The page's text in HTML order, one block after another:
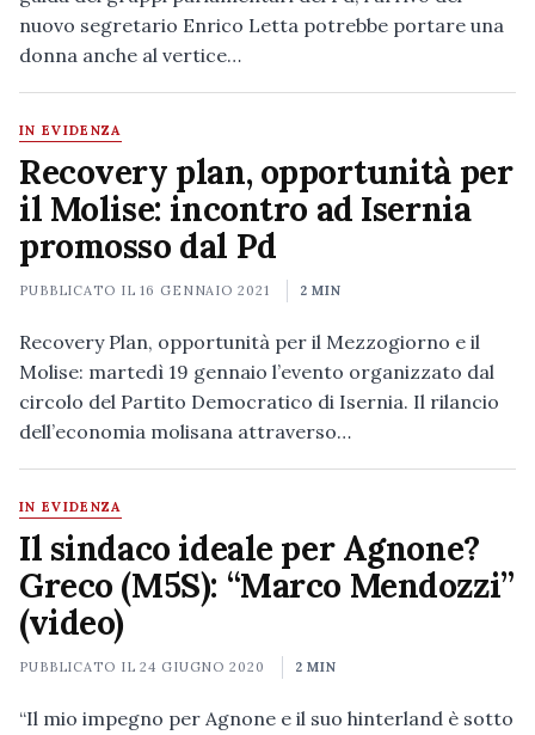
nuovo segretario Enrico Letta potrebbe portare una
donna anche al vertice…
IN EVIDENZA
Recovery plan, opportunità per
il Molise: incontro ad Isernia
promosso dal Pd
PUBBLICATO IL16 GENNAIO 2021 2 MIN
Recovery Plan, opportunità per il Mezzogiorno e il
Molise: martedì 19 gennaio l’evento organizzato dal
circolo del Partito Democratico di Isernia. Il rilancio
dell’economia molisana attraverso…
IN EVIDENZA
Il sindaco ideale per Agnone?
Greco (M5S): “Marco Mendozzi”
(video)
PUBBLICATO IL24 GIUGNO 2020 2 MIN
“Il mio impegno per Agnone e il suo hinterland è sotto